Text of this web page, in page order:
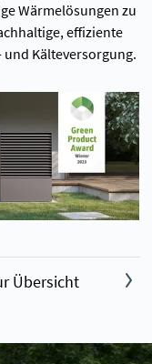
Wärmelösungen zu
effiziente
Kälteversorgung.
Übersicht